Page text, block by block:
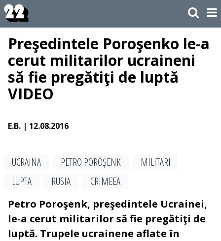
Preşedintele Poroşenko le-a
cerut militarilor ucraineni
să fie pregătiţi de luptă
VIDEO
E.B. | 12.08.2016
UCRAINA PETRO POROŞENK
MILITARI
LUPTA
RUSIA
CRIMEEA
Petro Poroşenk, preşedintele Ucrainei,
le-a cerut militarilor să fie pregătiţi de
luptă. Trupele ucrainene aflate în